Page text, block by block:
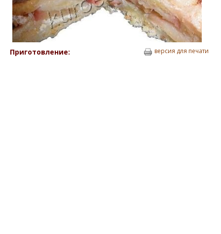
Приготовление: версия для печати